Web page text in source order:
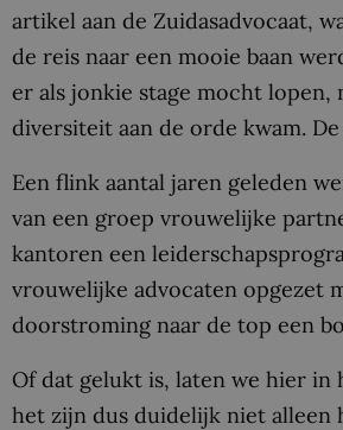
artikel aan de Zuidasadvocaat,
de reis naar een mooie baan
er als jonkie stage mocht lopen,
diversiteit aan de orde kwam. De
Een flink aantal jaren geleden
van een groep vrouwelijke
kantoren een
vrouwelijke advocaten opgezet
doorstroming naar de top een
Of dat gelukt is, laten we hier in
het zijn dus duidelijk niet alleen